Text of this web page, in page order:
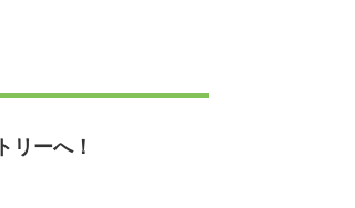
リーへ！